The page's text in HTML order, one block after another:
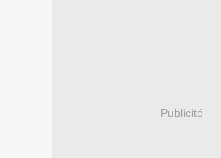
Publicité